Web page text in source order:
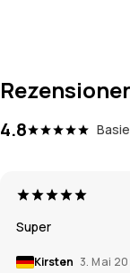
4.8
Super
Kirsten 3. Mai